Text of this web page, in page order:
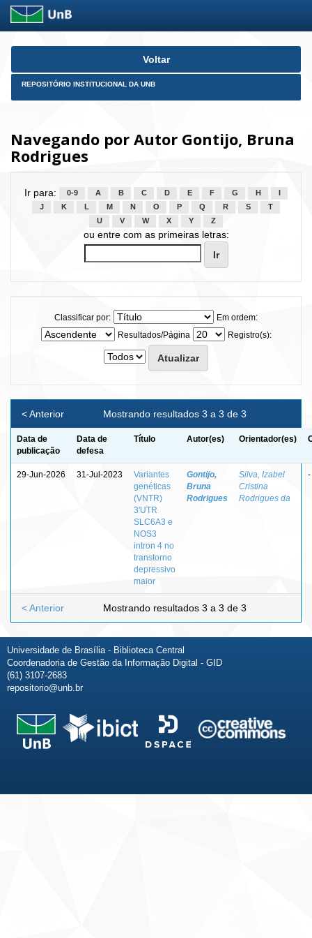
Skip
Voltar
REPOSITÓRIO INSTITUCIONAL DA UNB
Navegando por Autor Gontijo, Bruna
Rodrigues
Ir para: 0-9 A B C D E F G H
J
K L M N O P Q R S
T
U
V W X Y Z
ou entre com as primeiras letras:
Classificar por:
Em ordem:
Resultados/Página
Registro(s):
Mostrando resultados 3 a 3 de 3
< Anterior
Data de
publicação
Data de
defesa
Título Autor(es) Orientador(es)
29-Jun-2026 31-Jul-2023
Variantes
genéticas
(VNTR)
3'UTR
SLC6A3 e
NOS3
intron 4 no
transtorno
depressivo
maior
Gontijo,
Bruna
Rodrigues
Silva, Izabel
Cristina
Rodrigues da
-
Mostrando resultados 3 a 3 de 3
< Anterior
Universidade de Brasília - Biblioteca Central
Coordenadoria de Gestão da Informação Digital - GID
(61) 3107-2683
repositorio@unb.br